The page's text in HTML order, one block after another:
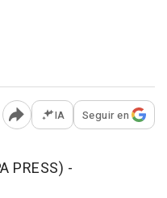
Abrir opciones para
IA Seguir en
PRESS) -